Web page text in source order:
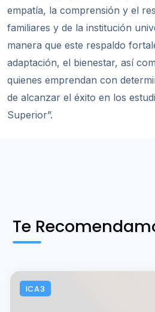
empatía, la comprensión y el
familiares y de la institución
manera que este respaldo
adaptación, el bienestar, así
quienes emprendan con
de alcanzar el éxito en los
Superior”.
Te
ICA3